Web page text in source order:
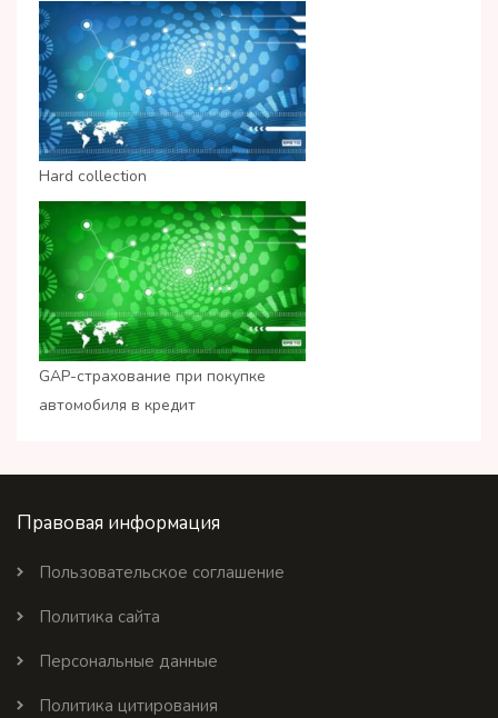
Hard collection
GAP-страхование при покупке
автомобиля в кредит
Правовая информация
Пользовательское соглашение
Политика сайта
Персональные данные
Политика цитирования